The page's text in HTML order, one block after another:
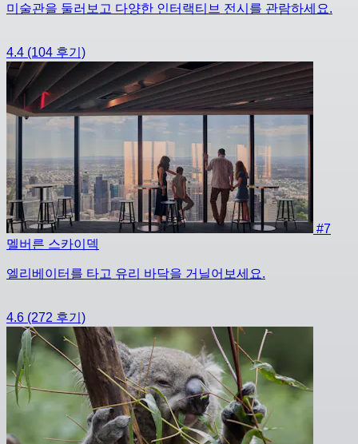
미술관을 둘러보고 다양한 인터랙티브 전시를 관람하세요.
4.4 (104 후기)
#7
멜버른 스카이덱
엘리베이터를 타고 유리 바닥을 거닐어보세요.
4.6 (272 후기)